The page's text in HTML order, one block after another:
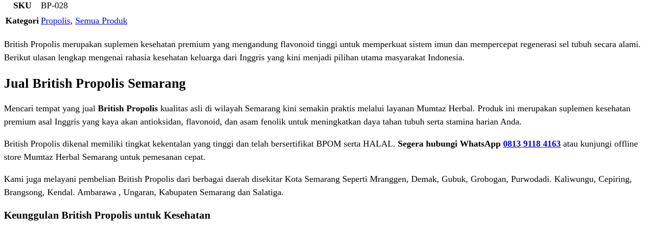
SKU
BP-028
Kategori Propolis, Semua Produk
British Propolis merupakan suplemen kesehatan premium yang mengandung flavonoid tinggi untuk memperkuat sistem imun dan mempercepat regenerasi sel tubuh secara alami.
Berikut ulasan lengkap mengenai rahasia kesehatan keluarga dari Inggris yang kini menjadi pilihan utama masyarakat Indonesia.
Jual British Propolis Semarang
Mencari tempat yang jual British Propolis kualitas asli di wilayah Semarang kini semakin praktis melalui layanan Mumtaz Herbal. Produk ini merupakan suplemen kesehatan
premium asal Inggris yang kaya akan antioksidan, flavonoid, dan asam fenolik untuk meningkatkan daya tahan tubuh serta stamina harian Anda.
British Propolis dikenal memiliki tingkat kekentalan yang tinggi dan telah bersertifikat BPOM serta HALAL. Segera hubungi WhatsApp 0813 9118 4163 atau kunjungi offline
store Mumtaz Herbal Semarang untuk pemesanan cepat.
Kami juga melayani pembelian British Propolis dari berbagai daerah disekitar Kota Semarang Seperti Mranggen, Demak, Gubuk, Grobogan, Purwodadi. Kaliwungu, Cepiring,
Brangsong, Kendal. Ambarawa , Ungaran, Kabupaten Semarang dan Salatiga.
Keunggulan British Propolis untuk Kesehatan